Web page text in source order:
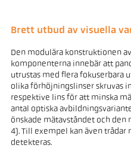
Brett utbud av visuella
Den modulära konstruktionen
komponenterna innebär att
utrustas med flera fokuserbara
olika förhöjningslinser skruvas
respektive lins för att minska
antal optiska
önskade mätavståndet och
4). Till exempel kan även trådar
detekteras.